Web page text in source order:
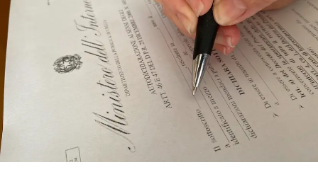
ECONOMIA E LAVORO